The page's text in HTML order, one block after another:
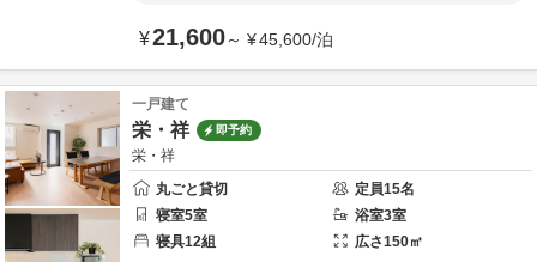
¥21,600～ ¥45,600/泊
一戸建て
栄・祥 即予約
栄・祥
丸ごと貸切
定員15名
寝室5室 浴室3室
寝具12組 広さ150㎡